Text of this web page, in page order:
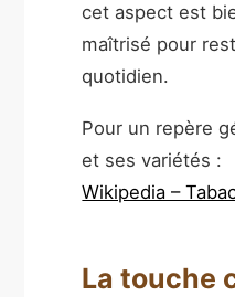
cet aspect est
maîtrisé pour
quotidien.
Pour un repère
et ses variétés :
Wikipedia –
La touche